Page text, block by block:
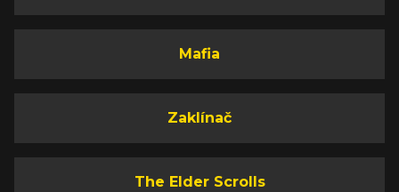
Mafia
Zaklínač
The Elder Scrolls